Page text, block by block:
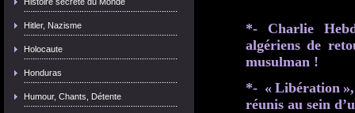
Hitler, Nazisme
Holocaute
Honduras
Humour, Chants, Détente
*- Charlie
algériens de
musulman !
*- « Libération
réunis au sein